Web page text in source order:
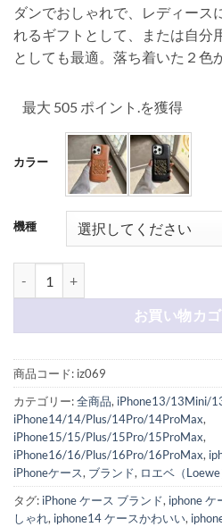
ダンでおしゃれで、レディース
れるギフトとして、または自分
としても最適。落ち着いた２色
最大 505 ポイント.を獲得
カラー
機種
お買い物カ
商品コード: iz069
カテゴリー:全商品, iPhone13/13Mini/
iPhone14/14/Plus/14Pro/14ProMax,
iPhone15/15/Plus/15Pro/15ProMax,
iPhone16/16/Plus/16Pro/16ProMax,
iPhoneケース, ブランド, ロエベ（Loewe
タグ: iPhone ケース ブランド, iphone ケ
しゃれ, iphone14 ケースかわいい,